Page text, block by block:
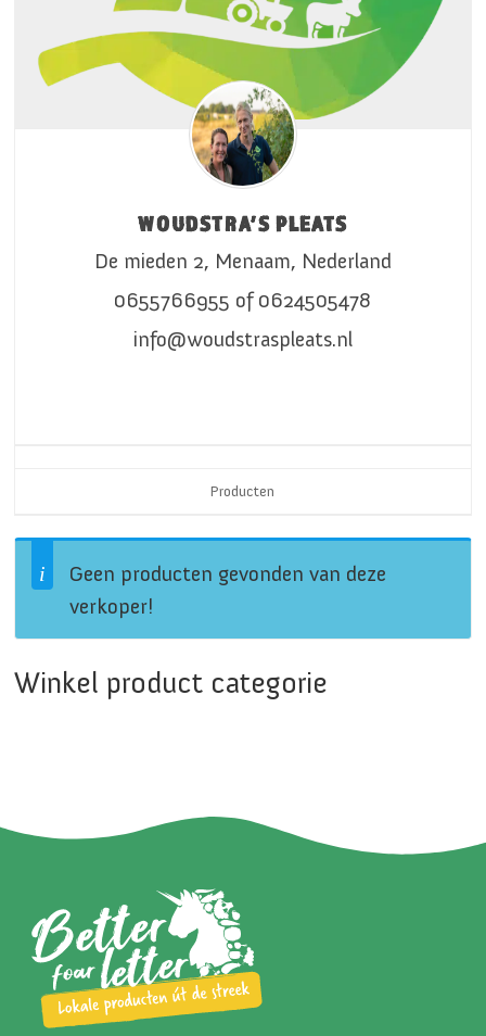
Winkel product categorie
WOUDSTRA’S PLEATS
De mieden 2, Menaam, Nederland
0655766955 of 0624505478
info@woudstraspleats.nl
Producten
Geen producten gevonden van deze
verkoper!